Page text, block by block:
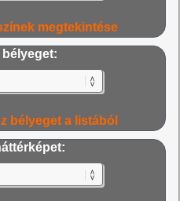
megtekintése
bélyeget a listából